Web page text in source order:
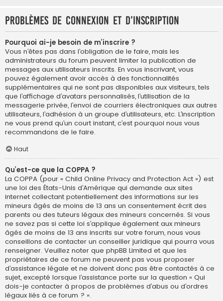
Problèmes de connexion et d’inscription
Pourquoi ai-je besoin de m’inscrire ?
Vous n’êtes pas dans l’obligation de le faire, mais les
administrateurs du forum peuvent limiter la publication de
messages aux utilisateurs inscrits. En vous inscrivant, vous
pouvez également avoir accès à des fonctionnalités
supplémentaires qui ne sont pas disponibles aux visiteurs, tels
que l’affichage d’avatars personnalisés, l’utilisation de la
messagerie privée, l’envoi de courriers électroniques aux autres
utilisateurs, l’adhésion à un groupe d’utilisateurs, etc. L’inscription
ne vous prend qu’un court instant, c’est pourquoi nous vous
recommandons de le faire.
Haut
Qu’est-ce que la COPPA ?
La COPPA (pour « Child Online Privacy and Protection Act ») est
une loi des États-Unis d’Amérique qui demande aux sites
internet collectant potentiellement des informations sur les
mineurs âgés de moins de 13 ans un consentement écrit des
parents ou des tuteurs légaux des mineurs concernés. Si vous
ne savez pas si cette loi s’applique également aux mineurs
âgés de moins de 13 ans inscrits sur votre forum, nous vous
conseillons de contacter un conseiller juridique qui pourra vous
renseigner. Veuillez noter que phpBB Limited et que les
propriétaires de ce forum ne peuvent pas vous proposer
d’assistance légale et ne doivent donc pas être contactés à ce
sujet, excepté lorsque l’assistance porte sur la question « Qui
dois-je contacter à propos de problèmes d’abus ou d’ordres
légaux liés à ce forum ? ».